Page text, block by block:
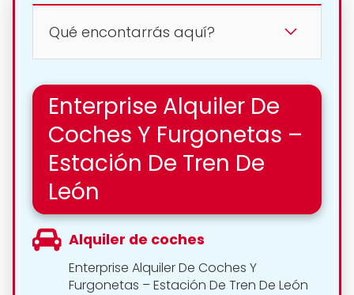
Qué encontarrás aquí?
Enterprise Alquiler De
Coches Y Furgonetas –
Estación De Tren De
León
Alquiler de coches
Enterprise Alquiler De Coches Y
Furgonetas – Estación De Tren De León